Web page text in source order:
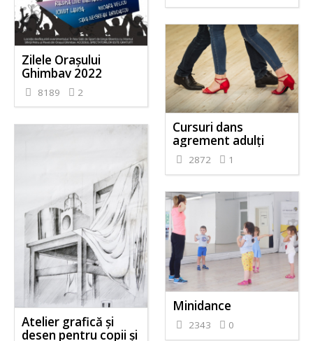
Zilele Orașului
Ghimbav 2022
8189 2
Cursuri dans
agrement adulți
2872 1
Atelier grafică și
desen pentru copii și
Minidance
2343 0